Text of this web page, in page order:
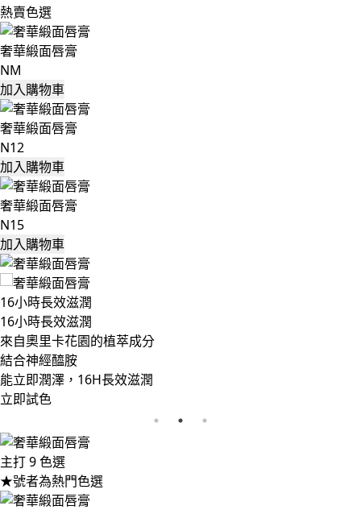
熱賣色選
奢華緞面唇膏
NM
加入購物車
奢華緞面唇膏
N12
加入購物車
奢華緞面唇膏
N15
加入購物車
經典唇膏 全新風貌
經典唇膏的全新風貌
墨黑浮雕 Cassandre Logo
橫爬於經典金色鏡面
大氣時尚， 最美配件
立即試色
主打 9 色選
★號者為熱門色選